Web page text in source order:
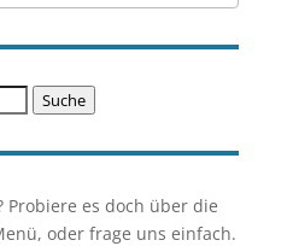
Suche
Probiere es doch über die
oder frage uns einfach.